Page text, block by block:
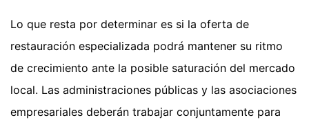
Lo que resta por determinar es si la oferta de
restauración especializada podrá mantener su ritmo
de crecimiento ante la posible saturación del mercado
local. Las administraciones públicas y las asociaciones
empresariales deberán trabajar conjuntamente para